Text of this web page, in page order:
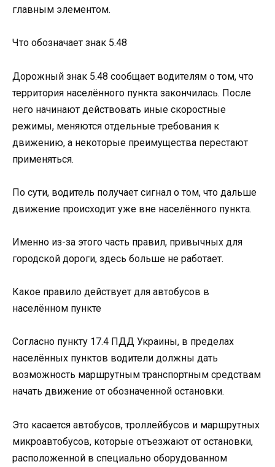
главным элементом.
Что обозначает знак 5.48
Дорожный знак 5.48 сообщает водителям о том, что
территория населённого пункта закончилась. После
него начинают действовать иные скоростные
режимы, меняются отдельные требования к
движению, а некоторые преимущества перестают
применяться.
По сути, водитель получает сигнал о том, что дальше
движение происходит уже вне населённого пункта.
Именно из-за этого часть правил, привычных для
городской дороги, здесь больше не работает.
Какое правило действует для автобусов в
населённом пункте
Согласно пункту 17.4 ПДД Украины, в пределах
населённых пунктов водители должны дать
возможность маршрутным транспортным средствам
начать движение от обозначенной остановки.
Это касается автобусов, троллейбусов и маршрутных
микроавтобусов, которые отъезжают от остановки,
расположенной в специально оборудованном